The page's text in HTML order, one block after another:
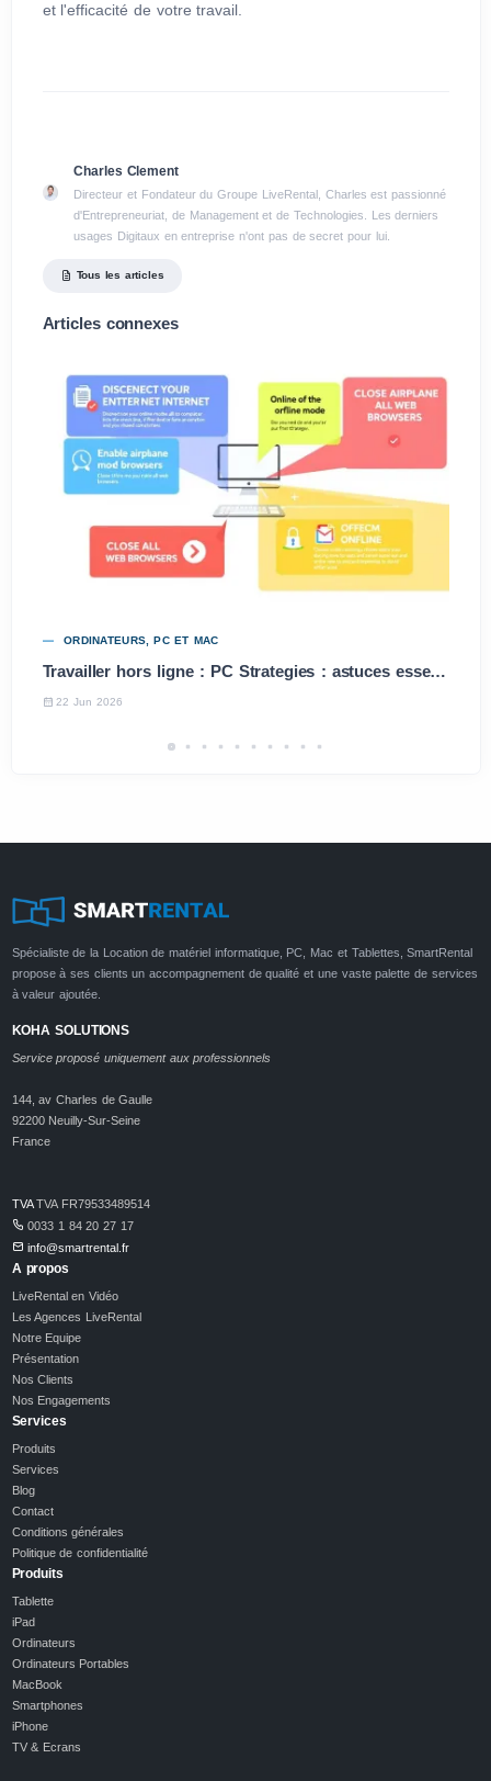
et l'efficacité de votre travail.
Charles Clement
Directeur et Fondateur du Groupe LiveRental, Charles est passionné
d'Entrepreneuriat, de Management et de Technologies. Les derniers
usages Digitaux en entreprise n'ont pas de secret pour lui.
Tous les articles
Articles connexes
ORDINATEURS, PC ET MAC
Travailler hors ligne : PC Strategies : astuces essentielles
22 Jun 2026
Spécialiste de la Location de matériel informatique, PC, Mac et Tablettes, SmartRental
propose à ses clients un accompagnement de qualité et une vaste palette de services
à valeur ajoutée.
KOHA SOLUTIONS
Service proposé uniquement aux professionnels
144, av Charles de Gaulle
92200 Neuilly-Sur-Seine
France
TVATVA FR79533489514
0033 1 84 20 27 17
info@smartrental.fr
A propos
LiveRental en Vidéo
Les Agences LiveRental
Notre Equipe
Présentation
Nos Clients
Nos Engagements
Services
Produits
Services
Blog
Contact
Conditions générales
Politique de confidentialité
Produits
Tablette
iPad
Ordinateurs
Ordinateurs Portables
MacBook
Smartphones
iPhone
TV & Ecrans